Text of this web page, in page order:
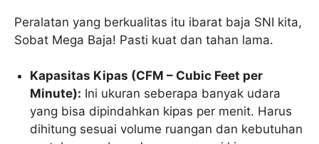
Peralatan yang berkualitas itu ibarat baja SNI kita,
Sobat Mega Baja! Pasti kuat dan tahan lama.
Kapasitas Kipas (CFM – Cubic Feet per
Minute): Ini ukuran seberapa banyak udara
yang bisa dipindahkan kipas per menit. Harus
dihitung sesuai volume ruangan dan kebutuhan